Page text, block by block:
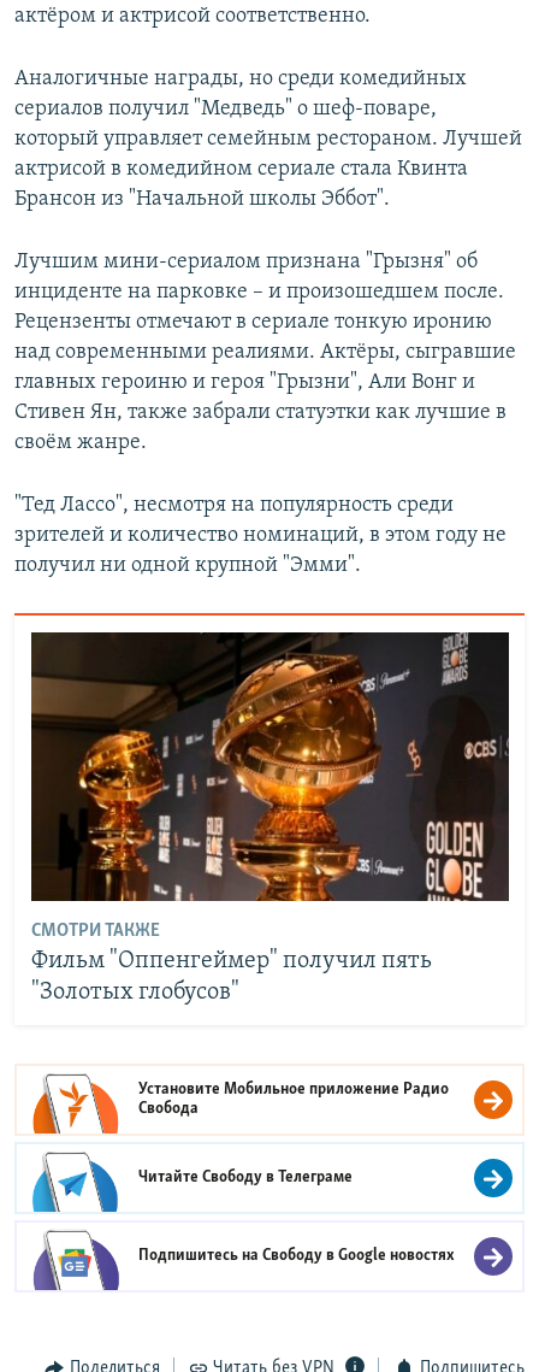
актёром и актрисой соответственно.
Аналогичные награды, но среди комедийных
сериалов получил "Медведь" о шеф-поваре,
который управляет семейным рестораном. Лучшей
актрисой в комедийном сериале стала Квинта
Брансон из "Начальной школы Эббот".
Лучшим мини-сериалом признана "Грызня" об
инциденте на парковке – и произошедшем после.
Рецензенты отмечают в сериале тонкую иронию
над современными реалиями. Актёры, сыгравшие
главных героиню и героя "Грызни", Али Вонг и
Стивен Ян, также забрали статуэтки как лучшие в
своём жанре.
"Тед Лассо", несмотря на популярность среди
зрителей и количество номинаций, в этом году не
получил ни одной крупной "Эмми".
СМОТРИ ТАКЖЕ
Фильм "Оппенгеймер" получил пять
"Золотых глобусов"
Установите Мобильное приложение Радио
Свобода
Читайте Свободу вТелеграме
Подпишитесь на Свободу вGoogle новостях
Поделиться Читать без VPN Подпишитесь